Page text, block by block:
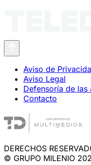
Aviso de
Aviso Legal
Defensoría de las
Contacto
DERECHOS
© GRUPO MILENIO